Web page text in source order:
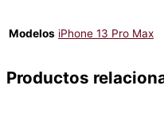
Modelos iPhone 13 Pro Max
Productos